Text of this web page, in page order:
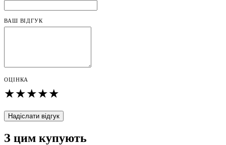
ВАШ ВІДГУК
ОЦІНКА
★★★★★
Надіслати відгук
З цим купують